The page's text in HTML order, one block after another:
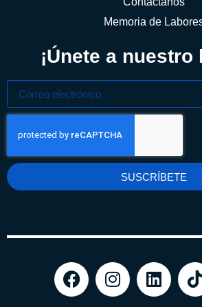
Memoria de
¡Únete a nuestro
SUSCRÍBETE